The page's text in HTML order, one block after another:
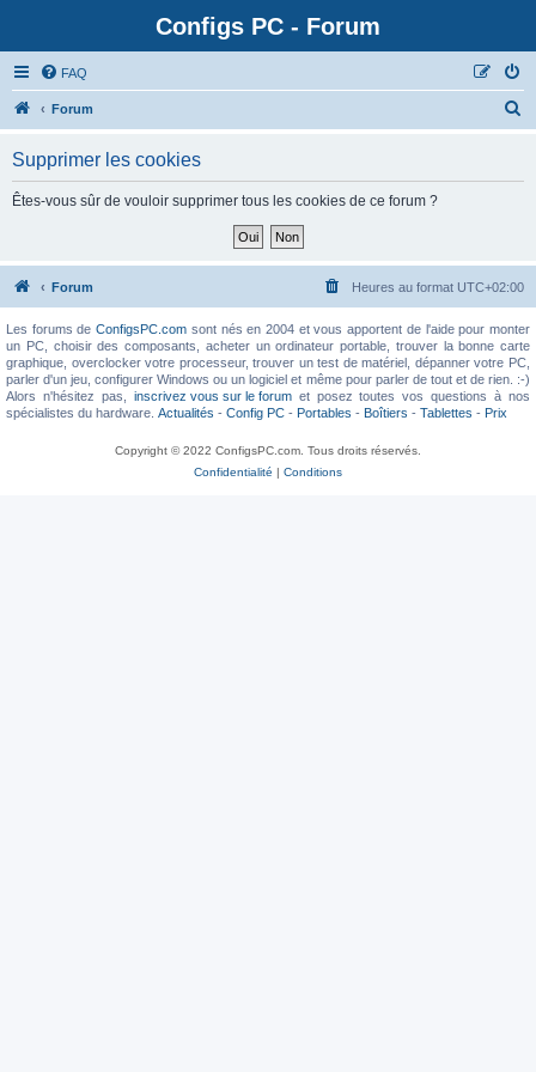
Configs PC - Forum
FAQ
Forum
Supprimer les cookies
Êtes-vous sûr de vouloir supprimer tous les cookies de ce forum ?
Forum Heures au format UTC+02:00
Les forums deConfigsPC.com sont nés en 2004 et vous apportent de l'aide pour monter
un PC, choisir des composants, acheter un ordinateur portable, trouver la bonne carte
graphique, overclocker votre processeur, trouver un test de matériel, dépanner votre PC,
parler d'un jeu, configurer Windows ou un logiciel et même pour parler de tout et de rien. :-)
Alors n'hésitez pas, inscrivez vous sur le forumet posez toutes vos questions à nos
spécialistes du hardware. Actualités - Config PC - Portables - Boîtiers - Tablettes - Prix
Copyright © 2022 ConfigsPC.com. Tous droits réservés.
Confidentialité | Conditions